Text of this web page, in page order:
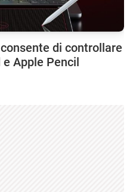
di controllare
Apple Pencil